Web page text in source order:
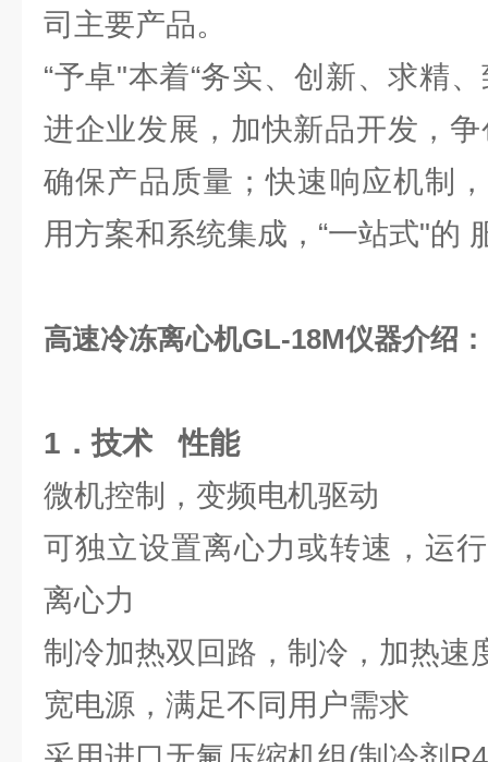
司主要产品。
“予卓"本着“务实、创新、求精
进企业发展，加快新品开发，
确保产品质量；快速响应机制
用方案和系统集成，“一站式"的
高速冷冻离心机GL-18M仪器介绍：
1 ．技术 性能
微机控制，变频电机驱动
可独立设置离心力或转速，运
离心力
制冷加热双回路，制冷，加热速
宽电源，满足不同用户需求